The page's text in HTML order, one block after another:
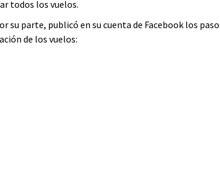
todos los vuelos.
su parte, publicó en su cuenta de Facebook los
de los vuelos: